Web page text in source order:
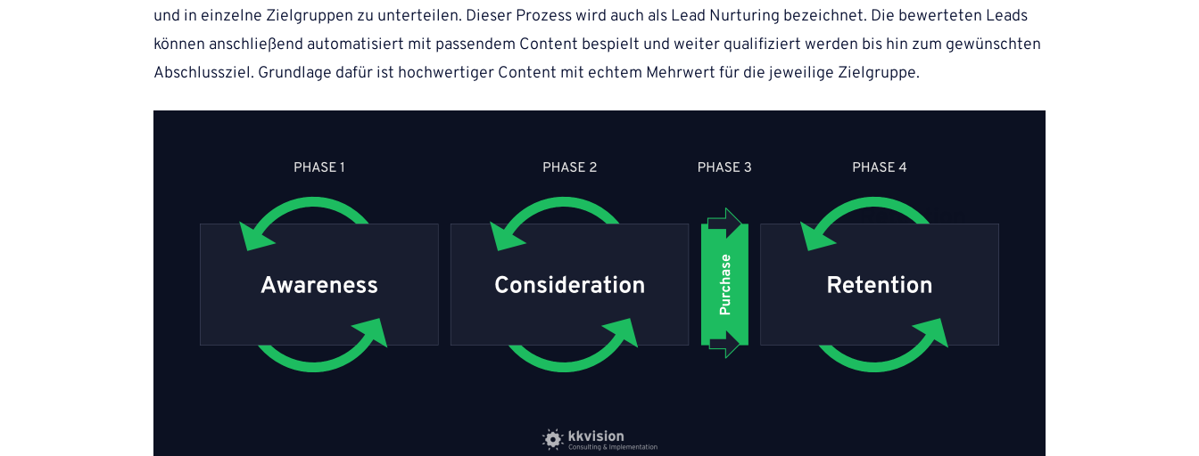
und in einzelne Zielgruppen zu unterteilen. Dieser Prozess wird auch als Lead Nurturing bezeichnet. Die bewerteten Leads
können anschließend automatisiert mit passendem Content bespielt und weiter qualifiziert werden bis hin zum gewünschten
Abschlussziel. Grundlage dafür ist hochwertiger Content mit echtem Mehrwert für die jeweilige Zielgruppe.